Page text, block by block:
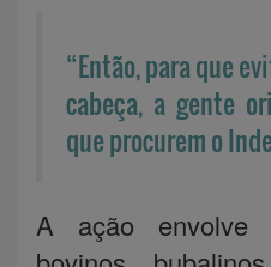
“Então, para que
cabeça, a gente
que procurem o
A ação envolve